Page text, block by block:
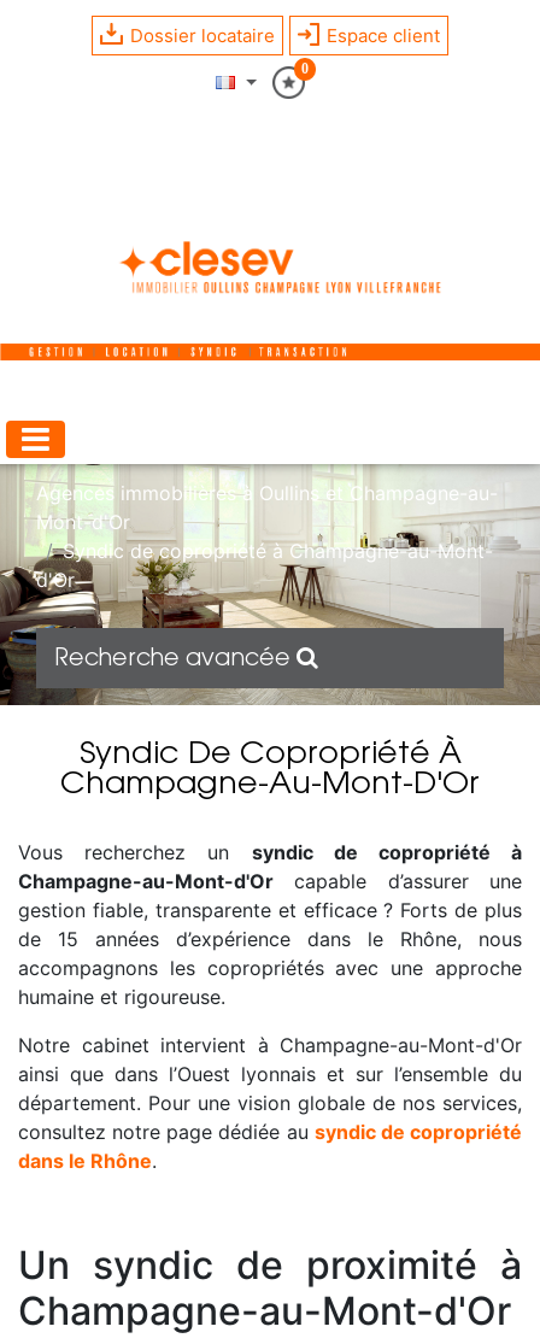
Dossier locataire Espace client
0
Agences immobilières à Oullins et Champagne-au-
Mont-d'Or
Syndic de copropriété à Champagne-au-Mont-
d'Or
Recherche avancée
Syndic De Copropriété À
Champagne-Au-Mont-D'Or
Vous recherchez un syndic de copropriété à
Champagne-au-Mont-d'Or capable d’assurer une
gestion fiable, transparente et efficace ? Forts de plus
de 15 années d’expérience dans le Rhône, nous
accompagnons les copropriétés avec une approche
humaine et rigoureuse.
Notre cabinet intervient à Champagne-au-Mont-d'Or
ainsi que dans l’Ouest lyonnais et sur l’ensemble du
département. Pour une vision globale de nos services,
consultez notre page dédiée au syndic de copropriété
dans le Rhône.
Un syndic de proximité à
Champagne-au-Mont-d'Or